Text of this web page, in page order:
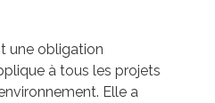
une obligation
à tous les projets
Elle a